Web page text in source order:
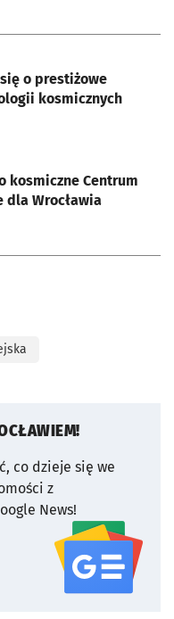
o prestiżowe
kosmicznych
kosmiczne Centrum
dla Wrocławia
co dzieje się we
z
News!
serwisu